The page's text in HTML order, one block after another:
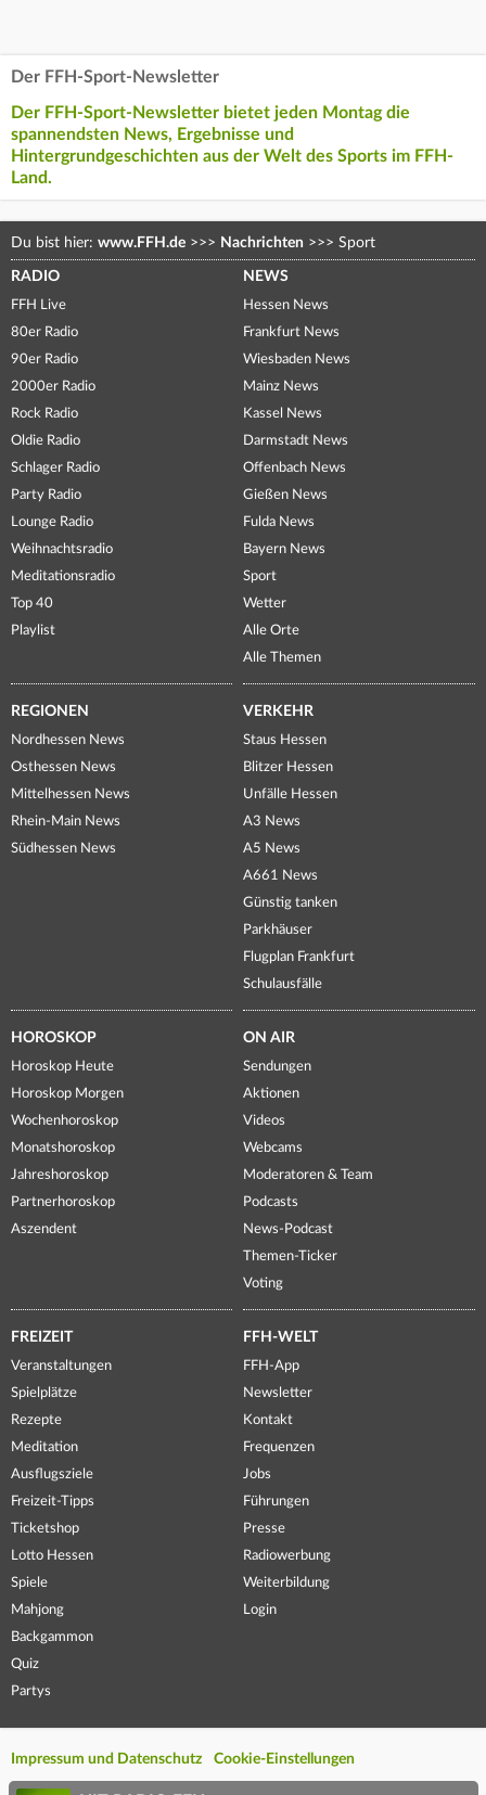
Der FFH-Sport-Newsletter
Der FFH-Sport-Newsletter bietet jeden Montag die
spannendsten News, Ergebnisse und
Hintergrundgeschichten aus der Welt des Sports im FFH-
Land.
Du bist hier: www.FFH.de >>> Nachrichten >>> Sport
RADIO
FFH Live
80er Radio
90er Radio
2000er Radio
Rock Radio
Oldie Radio
Schlager Radio
Party Radio
Lounge Radio
Weihnachtsradio
Meditationsradio
Top 40
Playlist
NEWS
Hessen News
Frankfurt News
Wiesbaden News
Mainz News
Kassel News
Darmstadt News
Offenbach News
Gießen News
Fulda News
Bayern News
Sport
Wetter
Alle Orte
Alle Themen
REGIONEN
Nordhessen News
Osthessen News
Mittelhessen News
Rhein-Main News
Südhessen News
VERKEHR
Staus Hessen
Blitzer Hessen
Unfälle Hessen
A3 News
A5 News
A661 News
Günstig tanken
Parkhäuser
Flugplan Frankfurt
Schulausfälle
HOROSKOP
Horoskop Heute
Horoskop Morgen
Wochenhoroskop
Monatshoroskop
Jahreshoroskop
Partnerhoroskop
Aszendent
ON AIR
Sendungen
Aktionen
Videos
Webcams
Moderatoren & Team
Podcasts
News-Podcast
Themen-Ticker
Voting
FREIZEIT
Veranstaltungen
Spielplätze
Rezepte
Meditation
Ausflugsziele
Freizeit-Tipps
Ticketshop
Lotto Hessen
Spiele
Mahjong
Backgammon
Quiz
Partys
FFH-WELT
FFH-App
Newsletter
Kontakt
Frequenzen
Jobs
Führungen
Presse
Radiowerbung
Weiterbildung
Login
Impressum und Datenschutz Cookie-Einstellungen